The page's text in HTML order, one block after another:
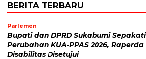
BERITA TERBARU
Parlemen
Bupati dan DPRD Sukabumi Sepakati
Perubahan KUA-PPAS 2026, Raperda
Disabilitas Disetujui